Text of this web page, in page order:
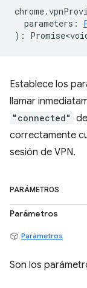
chrome.
parameters :
) :
Establece los
llamar
"connected"
correctamente
sesión de VPN.
PARÁMETROS
Parámetros
Parámetros
Son los